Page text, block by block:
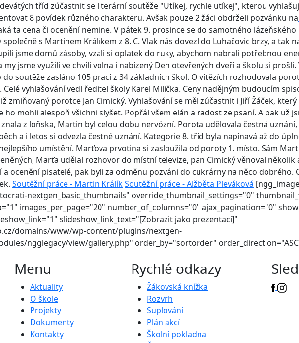
tříd zúčastnit se literární soutěže "Utíkej, rychle utíkej", kterou
8 povídek různého charakteru. Avšak pouze 2 žáci obdrželi pozvánku na
ta cena či ocenění nemine. V pátek 9. prosince se do samotného
s Martinem Králíkem z 8. C. Vlak nás dovezl do Luhačovic brzy, a tak
jsme domů zásoby, vzali si oplatek do ruky, abychom nabrali potřebnou
jsme využili ve chvíli volna i nabízený Den otevřených dveří a školu si prošli.
soutěže zasláno 105 prací z 34 základních škol. O vítězích rozhodovala
Celé vyhlašování vedl ředitel školy Karel Milička. Ceny nadějným budoucím
zmiňovaný porotce Jan Cimický. Vyhlašování se měl zúčastnit i Jiří Žáček,
mohli alespoň všichni slyšet. Popřál všem elán a radost ze psaní. A pak už
z loňska, Martin byl celou dobu nervózní. Porota udělovala čestná
a i letos si odvezla čestné uznání. Kategorie 8. tříd byla napínavá až do
umístění. Marťova prvotina si zasloužila od poroty 1. místo. Sám
Marťa udělal rozhovor do místní televize, pan Cimický věnoval
ocenění pisatelé, pak byli za odměnu pozváni do cukrárny na něco dobrého.
Soutěžní práce - Martin KrálíkSoutěžní práce - Alžběta Pleváková
nextgen_basic_thumbnails" override_thumbnail_settings="0"
images_per_page="20" number_of_columns="0" ajax_pagination="0"
slideshow_link_text="[Zobrazit jako prezentaci]"
domains/www/wp-content/plugins/nextgen-
ngglegacy/view/gallery.php" order_by="sortorder"
Menu
Aktuality
O škole
Projekty
Dokumenty
Kontakty
Rychlé odkazy
Žákovská knížka
Rozvrh
Suplování
Plán akcí
Školní pokladna